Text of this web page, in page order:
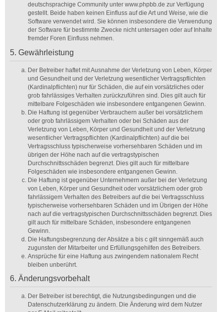
deutschsprachige Community unter www.phpbb.de zur Verfügung
gestellt. Beide haben keinen Einfluss auf die Art und Weise, wie die
Software verwendet wird. Sie können insbesondere die Verwendung
der Software für bestimmte Zwecke nicht untersagen oder auf Inhalte
fremder Foren Einfluss nehmen.
5. Gewährleistung
Der Betreiber haftet mit Ausnahme der Verletzung von Leben, Körper
und Gesundheit und der Verletzung wesentlicher Vertragspflichten
(Kardinalpflichten) nur für Schäden, die auf ein vorsätzliches oder
grob fahrlässiges Verhalten zurückzuführen sind. Dies gilt auch für
mittelbare Folgeschäden wie insbesondere entgangenen Gewinn.
Die Haftung ist gegenüber Verbrauchern außer bei vorsätzlichem
oder grob fahrlässigem Verhalten oder bei Schäden aus der
Verletzung von Leben, Körper und Gesundheit und der Verletzung
wesentlicher Vertragspflichten (Kardinalpflichten) auf die bei
Vertragsschluss typischerweise vorhersehbaren Schäden und im
übrigen der Höhe nach auf die vertragstypischen
Durchschnittsschäden begrenzt. Dies gilt auch für mittelbare
Folgeschäden wie insbesondere entgangenen Gewinn.
Die Haftung ist gegenüber Unternehmern außer bei der Verletzung
von Leben, Körper und Gesundheit oder vorsätzlichem oder grob
fahrlässigem Verhalten des Betreibers auf die bei Vertragsschluss
typischerweise vorhersehbaren Schäden und im Übrigen der Höhe
nach auf die vertragstypischen Durchschnittsschäden begrenzt. Dies
gilt auch für mittelbare Schäden, insbesondere entgangenen
Gewinn.
Die Haftungsbegrenzung der Absätze a bis c gilt sinngemäß auch
zugunsten der Mitarbeiter und Erfüllungsgehilfen des Betreibers.
Ansprüche für eine Haftung aus zwingendem nationalem Recht
bleiben unberührt.
6. Änderungsvorbehalt
Der Betreiber ist berechtigt, die Nutzungsbedingungen und die
Datenschutzerklärung zu ändern. Die Änderung wird dem Nutzer